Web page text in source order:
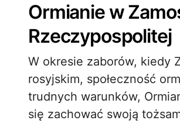
Ormianie w
Rzeczypospolitej
W okresie zaborów, kiedy
rosyjskim, społeczność
trudnych warunków,
się zachować swoją